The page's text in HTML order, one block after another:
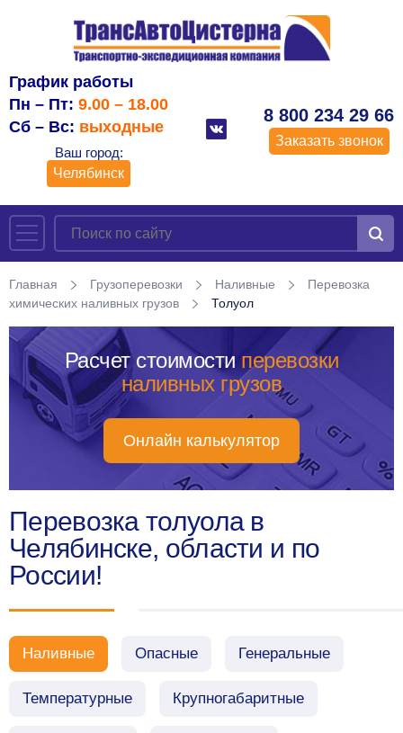
График работы
Пн – Пт: 9.00 – 18.00
Сб – Вс: выходные
Ваш город:
Челябинск
8 800 234 29 66
Заказать звонок
Главная Грузоперевозки Наливные
Перевозка
химических наливных грузов
Толуол
Расчет стоимости перевозки
наливных грузов
Онлайн калькулятор
Перевозка толуола в
Челябинске, области и по
России!
Наливные Опасные Генеральные
Температурные Крупногабаритные